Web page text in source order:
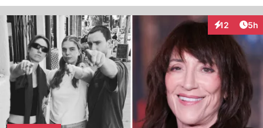
12
Interaktionen
5h